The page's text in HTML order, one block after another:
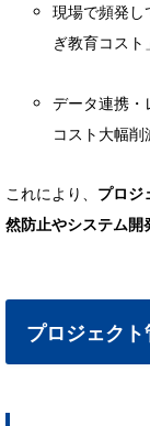
現場で頻発
ぎ教育コスト
データ連携・
コスト大幅削
これにより、 プロジ
然防止やシステム開
プロジェク